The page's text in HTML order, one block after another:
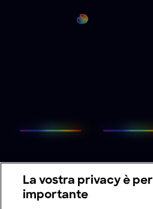
La vostra privacy è
importante